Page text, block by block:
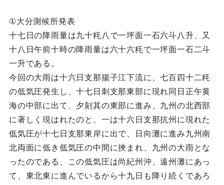
①大分測候所発表
十七日の降雨量は九十粍八で一坪面一石六斗八升、又
十八日午前十時の降雨量は六十六粍で一坪面一石二斗
一升である。
今回の大雨は十六日支那揚子江下流に、七百四十二粍
の低気圧発生し、十七日刺支那東部に現れ同日正午黄
海の中部に出て、夕刻其の東部に進み、九州の北西部
に著しく現はれたのと、一は十六日支那抗州に現れた
低気圧が十七日支那東岸に出で、日向灘に進み九州南
北両面に低き低気圧の中間に挾まれ、九州の大雨とな
ったのである、この低気圧は尚紀州沖、遠州灘にあっ
て、東北東に進んでいるから十九日も降り続くであろ